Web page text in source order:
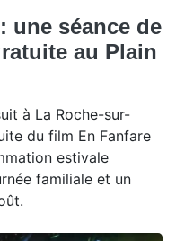
une séance de
au Plain
à La Roche-sur-
du film En Fanfare
estivale
familiale et un